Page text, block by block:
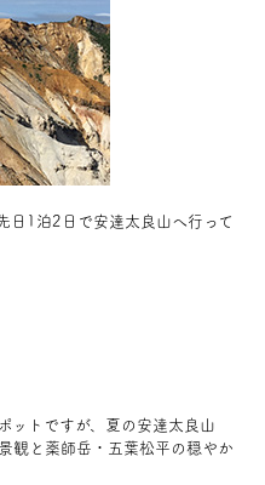
日1泊2日で安達太良山へ行って
ットですが、夏の安達太良山
観と薬師岳・五葉松平の穏やか